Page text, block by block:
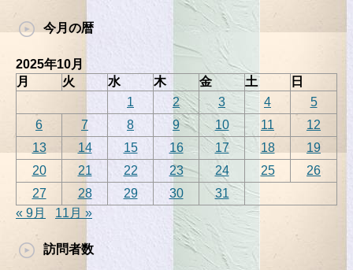
今月の暦
2025年10月
月
火 水 木 金 土
日
1
2 3 4
5
6
7 8 9 10 11
12
13
14 15 16 17 18
19
20
21 22 23 24 25
26
27
28 29 30
31
« 9月
11月 »
訪問者数